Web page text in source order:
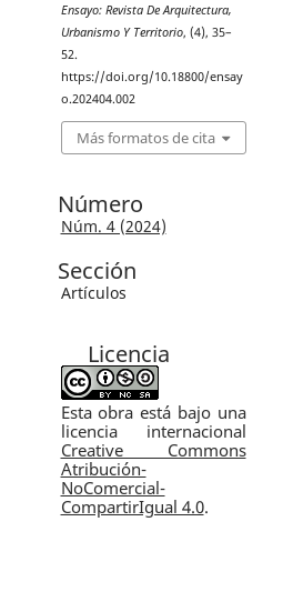
Ensayo: Revista De Arquitectura,
Urbanismo Y Territorio, (4), 35–
52.
https://doi.org/10.18800/ensay
o.202404.002
Más formatos de cita
Número
Núm. 4 (2024)
Sección
Artículos
Licencia
Esta obra está bajo una
licencia internacional
Creative Commons
Atribución-
NoComercial-
CompartirIgual 4.0.